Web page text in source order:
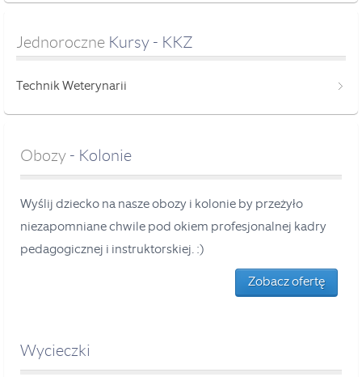
Jednoroczne Kursy - KKZ
Technik Weterynarii
Obozy - Kolonie
Wyślij dziecko na nasze obozy i kolonie by przeżyło
niezapomniane chwile pod okiem profesjonalnej kadry
pedagogicznej i instruktorskiej. :)
Zobacz ofertę
Wycieczki